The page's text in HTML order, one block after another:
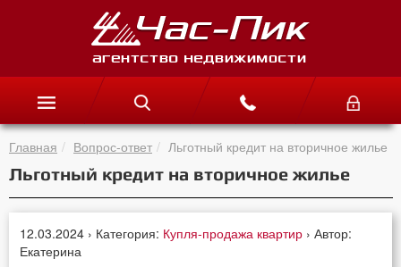
Главная Вопрос-ответ Льготный кредит на вторичное жилье
Льготный кредит на вторичное жилье
12.03.2024 › Категория: Купля-продажа квартир › Автор:
Екатерина